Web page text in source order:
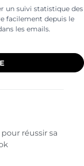
un suivi statistique des
facilement depuis le
les emails.
réussir sa